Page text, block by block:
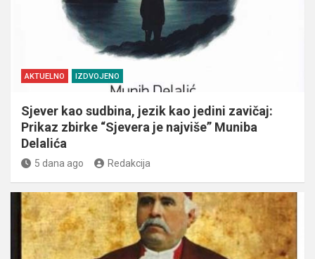
AKTUELNO IZDVOJENO
Sjever kao sudbina, jezik kao jedini zavičaj:
Prikaz zbirke “Sjevera je najviše” Muniba
Delalića
5 dana ago Redakcija